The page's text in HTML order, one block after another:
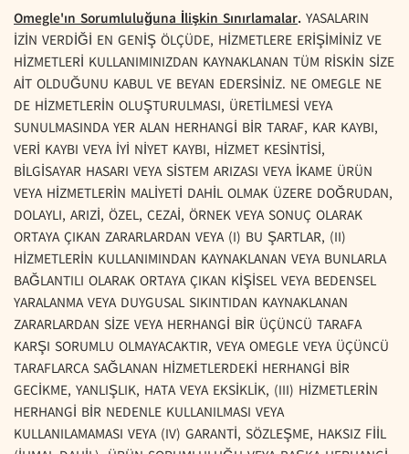
Omegle'ın Sorumluluğuna İlişkin Sınırlamalar. YASALARIN
İZİN VERDİĞİ EN GENİŞ ÖLÇÜDE, HİZMETLERE ERİŞİMİNİZ VE
HİZMETLERİ KULLANIMINIZDAN KAYNAKLANAN TÜM RİSKİN SİZE
AİT OLDUĞUNU KABUL VE BEYAN EDERSİNİZ. NE OMEGLE NE
DE HİZMETLERİN OLUŞTURULMASI, ÜRETİLMESİ VEYA
SUNULMASINDA YER ALAN HERHANGİ BİR TARAF, KAR KAYBI,
VERİ KAYBI VEYA İYİ NİYET KAYBI, HİZMET KESİNTİSİ,
BİLGİSAYAR HASARI VEYA SİSTEM ARIZASI VEYA İKAME ÜRÜN
VEYA HİZMETLERİN MALİYETİ DAHİL OLMAK ÜZERE DOĞRUDAN,
DOLAYLI, ARIZİ, ÖZEL, CEZAİ, ÖRNEK VEYA SONUÇ OLARAK
ORTAYA ÇIKAN ZARARLARDAN VEYA (I) BU ŞARTLAR, (II)
HİZMETLERİN KULLANIMINDAN KAYNAKLANAN VEYA BUNLARLA
BAĞLANTILI OLARAK ORTAYA ÇIKAN KİŞİSEL VEYA BEDENSEL
YARALANMA VEYA DUYGUSAL SIKINTIDAN KAYNAKLANAN
ZARARLARDAN SİZE VEYA HERHANGİ BİR ÜÇÜNCÜ TARAFA
KARŞI SORUMLU OLMAYACAKTIR, VEYA OMEGLE VEYA ÜÇÜNCÜ
TARAFLARCA SAĞLANAN HİZMETLERDEKİ HERHANGİ BİR
GECİKME, YANLIŞLIK, HATA VEYA EKSİKLİK, (III) HİZMETLERİN
HERHANGİ BİR NEDENLE KULLANILMASI VEYA
KULLANILAMAMASI VEYA (IV) GARANTİ, SÖZLEŞME, HAKSIZ FİİL